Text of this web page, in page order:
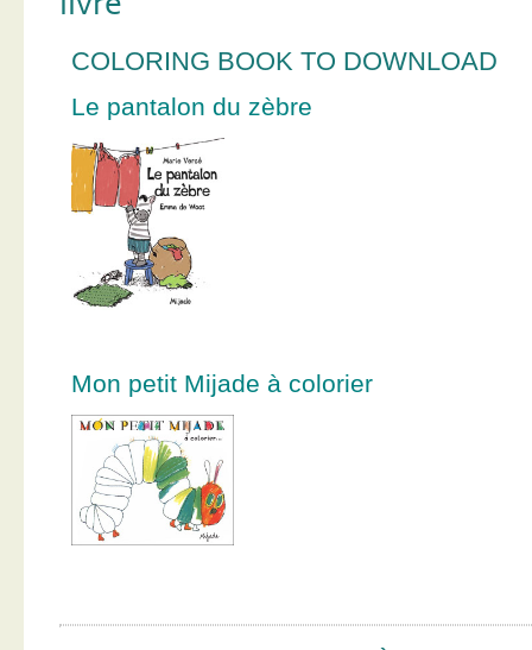
COLORING BOOK TO DOWNLOAD
Le pantalon du zèbre
Mon petit Mijade à colorier